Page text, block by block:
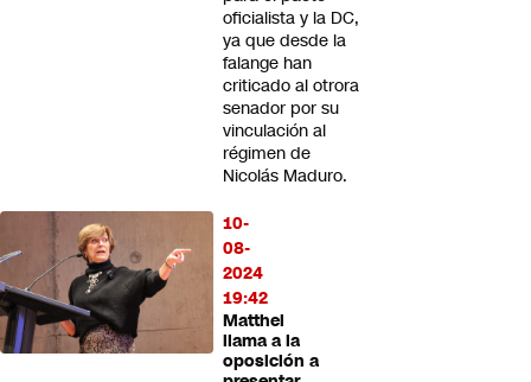
oficialista y la DC,
ya que desde la
falange han
criticado al otrora
senador por su
vinculación al
régimen de
Nicolás Maduro.
10-
08-
2024
19:42
Matthei
llama a la
oposición a